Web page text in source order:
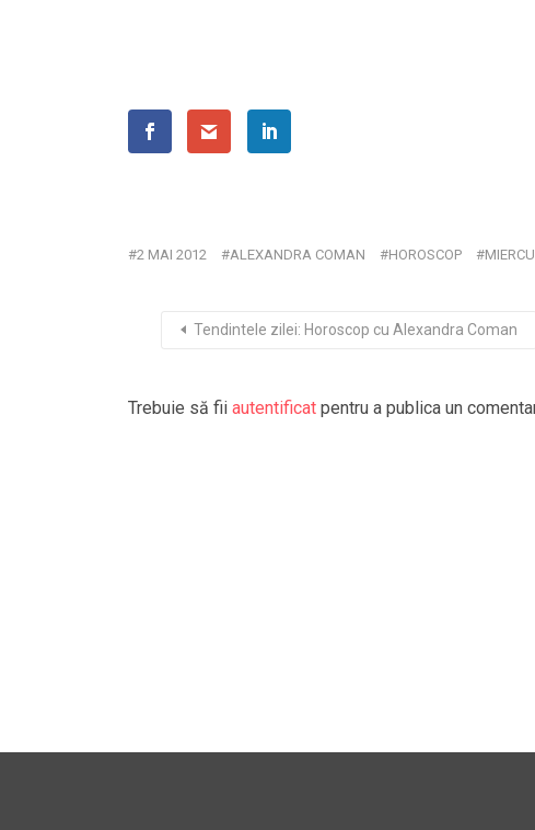
2 MAI 2012 ALEXANDRA COMAN HOROSCOP
Tendintele zilei: Horoscop cu Alexandra Coman
Trebuie să fii autentificat pentru a publica un